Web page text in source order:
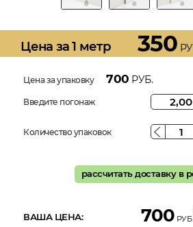
Цена за 1 метр 350
Цена за упаковку 700 РУБ.
Введите погонаж
Количество упаковок
рассчитать доставку в
ВАША ЦЕНА: 700 РУБ.